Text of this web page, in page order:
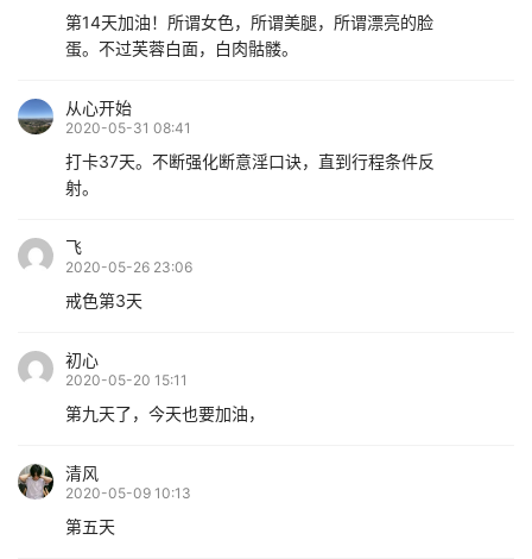
第14天加油！所谓女色，所谓美腿，所谓漂亮的脸
蛋。不过芙蓉白面，白肉骷髅。
从心开始
2020-05-31 08:41
打卡37天。不断强化断意淫口诀，直到行程条件反
射。
飞
2020-05-26 23:06
戒色第3天
初心
2020-05-20 15:11
第九天了，今天也要加油，
清风
2020-05-09 10:13
第五天